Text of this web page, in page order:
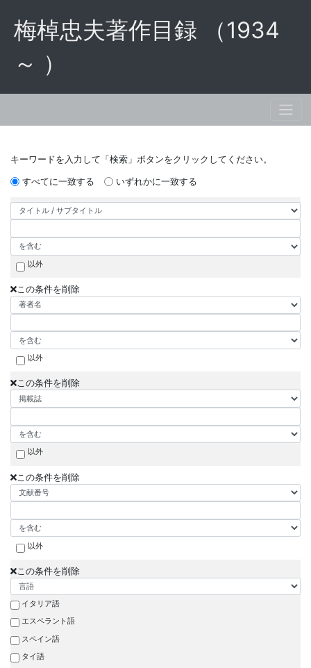
梅棹忠夫著作目録 （1934
～ ）
キーワードを入力して「検索」ボタンをクリックしてください。
すべてに一致する
いずれかに一致する
以外
この条件を削除
以外
この条件を削除
以外
この条件を削除
以外
この条件を削除
イタリア語
エスペラント語
スペイン語
タイ語